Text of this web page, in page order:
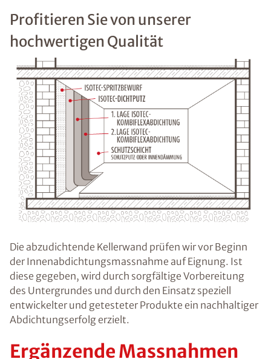
Profitieren Sie von unserer
hochwertigen Qualität
Die abzudichtende Kellerwand prüfen wir vor Beginn
der Innenabdichtungsmassnahme auf Eignung. Ist
diese gegeben, wird durch sorgfältige Vorbereitung
des Untergrundes und durch den Einsatz speziell
entwickelter und getesteter Produkte ein nachhaltiger
Abdichtungserfolg erzielt.
Ergänzende Massnahmen